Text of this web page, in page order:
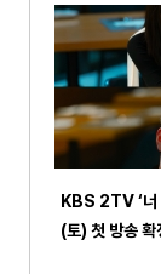
KBS 2TV ‘너
(토) 첫 방송